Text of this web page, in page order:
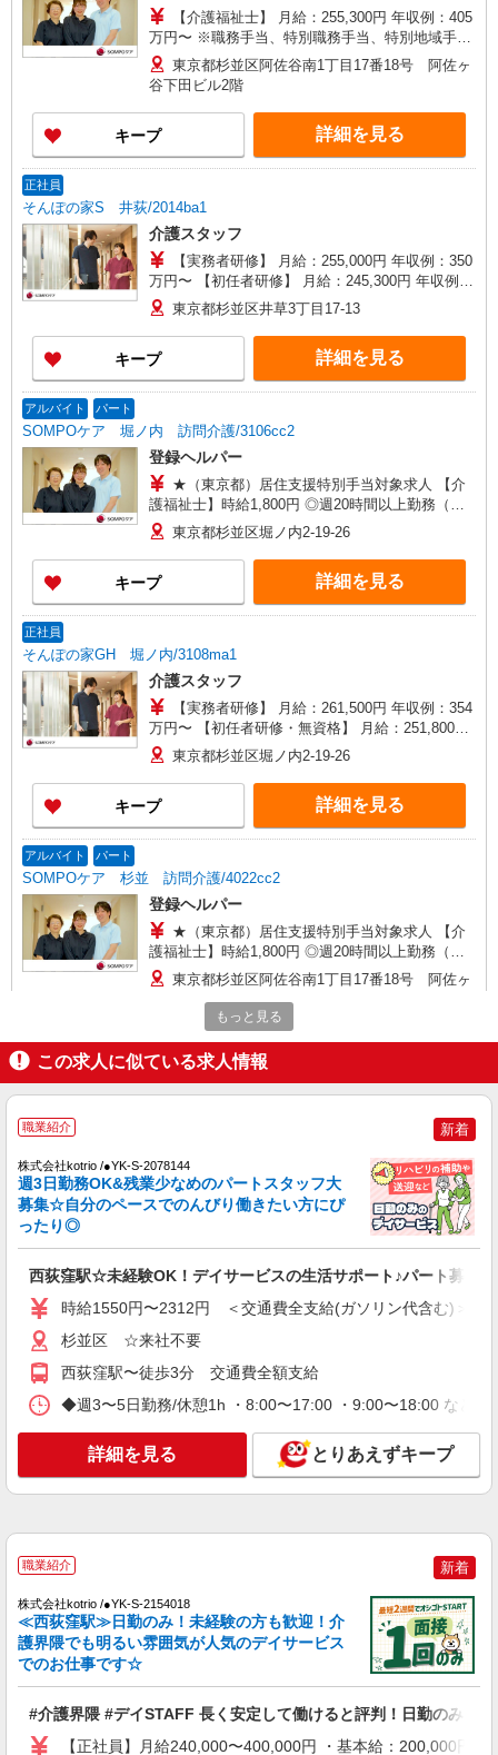
【介護福祉士】 月給：255,300円 年収例：405
万円〜 ※職務手当、特別職務手当、特別地域手
当、（東京都）居住支援特別手当、働きがい向上
手当、日祝手当（月平均2回分）、深夜勤手当（月
平均4回分）等、毎月平均的に支払われる手当を含
みます。 ※居住支援特別手当は勤続5年目までの
方はさらに1万円支給（再入社は除く） ◎賞与：
基本給2.08ヶ月分/年支給 ◎残業時は別途時間外手
東京都杉並区阿佐谷南1丁目17番18号 阿佐ヶ
谷下田ビル2階
キープ 詳細を見る
正社員
そんぽの家S 井荻/2014ba1
介護スタッフ
【実務者研修】 月給：255,000円 年収例：350
万円〜 【初任者研修】 月給：245,300円 年収例：
335万円〜 ※職務手当、（東京都）居住支援特別
手当、日祝手当（月平均2回分）、夜勤手当（月平
均5回分）等、毎月平均的に支払われる手当を含み
ます。 ※居住支援特別手当は勤続5年目までの方
はさらに1万円支給（再入社は除く） ◎賞与：基
支給（超過1分〜）
東京都杉並区井草3丁目17-13
キープ 詳細を見る
アルバイト パート
SOMPOケア 堀ノ内 訪問介護/3106cc2
登録ヘルパー
★（東京都）居住支援特別手当対象求人 【介
護福祉士】時給1,800円 ◎週20時間以上勤務（社
保加入者）の場合は時給1,850円 ＊夜間
（18:00〜）：時給2,250円〜 ＊日曜祝日：時給
2,100円〜 【実務者研修・初任者研修（ヘルパー1
級・2級）】時給1,720円 ◎週20時間以上勤務（社
保加入者）の場合は時給1,770円 ＊夜間
2,020円〜 ◎身体介助、生活援助が同時給 ◎キャ
ンセル手当：職務時給の60％支給 ※居住支援特別
手当は勤続5年目までの方はさらに時給＋50円（再
入社者は除く）
東京都杉並区堀ノ内2-19-26
キープ 詳細を見る
正社員
そんぽの家GH 堀ノ内/3108ma1
介護スタッフ
【実務者研修】 月給：261,500円 年収例：354
万円〜 【初任者研修・無資格】 月給：251,800円
年収例：341万円〜 ※職務手当、（東京都）居住
支援特別手当、日祝手当（月平均2回分）、深夜勤
手当（月平均5回分）等、毎月平均的に支払われる
手当を含みます。 ※居住支援特別手当は勤続5年
目までの方はさらに1万円支給（再入社は除く）
時間外手当支給（超過1分〜）
東京都杉並区堀ノ内2-19-26
キープ 詳細を見る
アルバイト パート
SOMPOケア 杉並 訪問介護/4022cc2
登録ヘルパー
★（東京都）居住支援特別手当対象求人 【介
護福祉士】時給1,800円 ◎週20時間以上勤務（社
保加入者）の場合は時給1,850円 ＊早朝夜間（〜8
時、18時〜）：時給2,250円〜 ＊日曜祝日：時給
2,100円〜 【実務者研修・初任者研修（ヘルパー1
級・2級）】時給1,720円 ◎週20時間以上勤務（社
保加入者）の場合は時給1,770円 ＊早朝夜間（〜8
時、18時〜）：時給2,150円〜 ＊日曜祝日：時給
2,020円〜 ◎身体介助、生活援助が同時給 ◎キャ
手当は勤続5年目までの方はさらに時給＋50円（再
東京都杉並区阿佐谷南1丁目17番18号 阿佐ヶ
谷下田ビル2階
キープ 詳細を見る
正社員
SOMPOケア 杉並 定期巡回/4024ia1
【実務者研修】 月給：250,000円 年収例：340
万円〜 【初任者研修】 月給：240,300円 年収例：
330万円〜 ※職務手当、（東京都）居住支援特別
手当、日祝手当（月平均2回分）、在宅手当（月平
みます。 ※居住支援特別手当は勤続5年目までの
基本給2.08ヶ月分/年支給 ◎残業時は別途時間外手
当支給（超過1分〜）
東京都杉並区阿佐谷南1丁目17番18号 阿佐ヶ
正社員
SOMPOケア 高井戸 デイサービス/3111ja1
【実務者研修】 月給：226,000円 年収例：315
年収例：300万円〜 ※職務手当、（東京都）居住
支援特別手当含む ※居住支援特別手当は勤続5年
目までの方はさらに1万円支給（再入社は除く）
時間外手当支給（超過1分〜）
東京都杉並区上高井戸3-6-9 ベルシャトウ上
キープ 詳細を見る
SOMPOケア 杉並 定期巡回/4024ia1
介護スタッフ
【介護福祉士】 月給：309,300円 年収例：414
万円〜 ※職務手当、特別職務手当、特別地域手
当、（東京都）居住支援特別手当、働きがい向上
手当、日祝手当（月平均2回分）、在宅手当（月平
均20回分）等、毎月平均的に支払われる手当を含
東京都杉並区阿佐谷南1丁目17番18号 阿佐ヶ
もっと見る
この求人に似ている求人情報
職業紹介 新着
株式会社kotrio /●YK-S-2078144
週3日勤務OK&残業少なめのパートスタッフ大
募集☆自分のペースでのんびり働きたい方にぴ
ったり◎
西荻窪駅☆未経験OK！デイサービスの生活サポート♪パート募集◎
時給1550円〜2312円 ＜交通費全支給(ガソリン代含む)＞
杉並区 ☆来社不要
西荻窪駅〜徒歩3分 交通費全額支給
◆週3〜5日勤務/休憩1h ・8:00〜17:00 ・9:00〜18:00 など
詳細を見る とりあえずキープ
職業紹介 新着
株式会社kotrio /●YK-S-2154018
≪西荻窪駅≫日勤のみ！未経験の方も歓迎！介
護界隈でも明るい雰囲気が人気のデイサービス
でのお仕事です☆
#介護界隈 #デイSTAFF 長く安定して働けると評判！日勤のみ
【正社員】月給240,000〜400,000円 ・基本給：200,000円